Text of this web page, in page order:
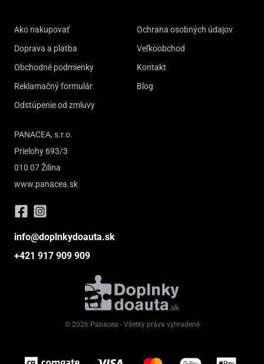
Ako nakupovať
Doprava a platba
Obchodné podmienky
Reklamačný formulár
Odstúpenie od zmluvy
Ochrana osobných údajov
Veľkoobchod
Kontakt
Blog
PANACEA, s.r.o.
Prielohy 693/3
010 07 Žilina
www.panacea.sk
info@doplnkydoauta.sk
+421 917 909 909
© 2026 Panacea - Všetky práva vyhradené